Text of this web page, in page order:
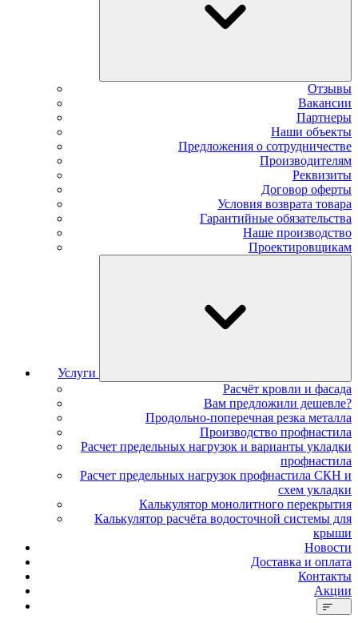
Отзывы
Вакансии
Партнеры
Наши объекты
Предложения о сотрудничестве
Производителям
Реквизиты
Договор оферты
Условия возврата товара
Гарантийные обязательства
Наше производство
Проектировщикам
Услуги
Расчёт кровли и фасада
Вам предложили дешевле?
Продольно-поперечная резка металла
Производство профнастила
Расчет предельных нагрузок и варианты укладки
профнастила
Расчет предельных нагрузок профнастила СКН и
схем укладки
Калькулятор монолитного перекрытия
Калькулятор расчёта водосточной системы для
крыши
Новости
Доставка и оплата
Контакты
Акции